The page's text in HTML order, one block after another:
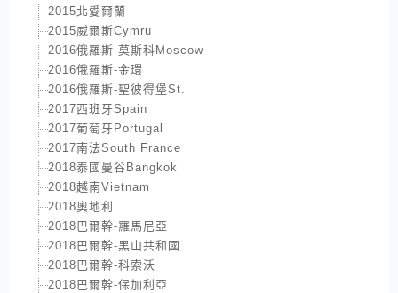
2015北愛爾蘭
2015威爾斯Cymru
2016俄羅斯-莫斯科Moscow
2016俄羅斯-金環
2016俄羅斯-聖彼得堡St.
2017西班牙Spain
2017葡萄牙Portugal
2017南法South France
2018泰國曼谷Bangkok
2018越南Vietnam
2018奧地利
2018巴爾幹-羅馬尼亞
2018巴爾幹-黑山共和國
2018巴爾幹-科索沃
2018巴爾幹-保加利亞